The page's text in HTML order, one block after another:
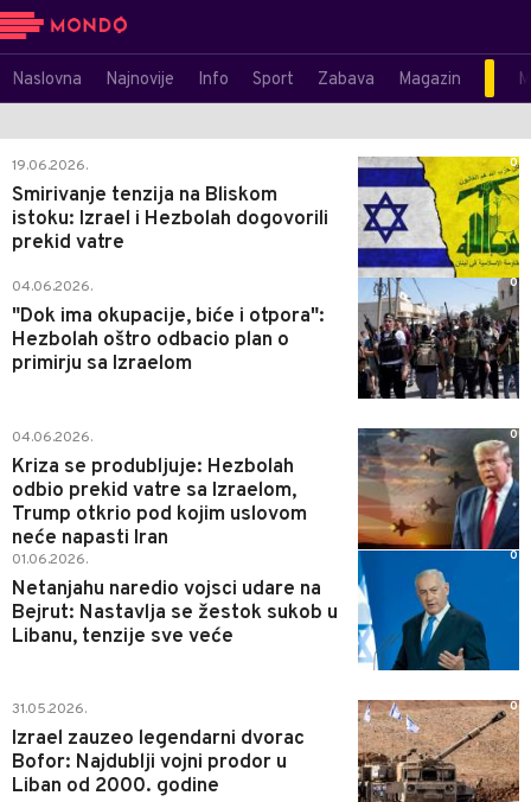
Naslovna Najnovije Info Sport Zabava Magazin
19.06.2026.
Smirivanje tenzija na Bliskom
istoku: Izrael i Hezbolah dogovorili
prekid vatre
0
04.06.2026.
"Dok ima okupacije, biće i otpora":
Hezbolah oštro odbacio plan o
primirju sa Izraelom
0
04.06.2026.
Kriza se produbljuje: Hezbolah
odbio prekid vatre sa Izraelom,
Trump otkrio pod kojim uslovom
neće napasti Iran
0
01.06.2026.
Netanjahu naredio vojsci udare na
Bejrut: Nastavlja se žestok sukob u
Libanu, tenzije sve veće
0
31.05.2026.
Izrael zauzeo legendarni dvorac
Bofor: Najdublji vojni prodor u
Liban od 2000. godine
0